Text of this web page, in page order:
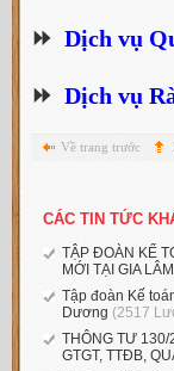
⏩ Dịch vụ
⏩ Dịch vụ
Về trang trước
CÁC TIN TỨC
TẬP ĐOÀN KẾ
MỚI TẠI GIA
Tập đoàn Kế
Dương (2517
THÔNG TƯ
GTGT, TTĐB,